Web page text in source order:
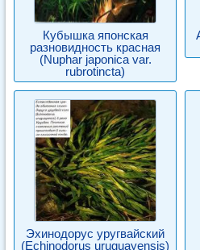
Кубышка японская
разновидность красная
(Nuphar japonica var.
rubrotincta)
Эхинодорус уругвайский
(Echinodorus uruguayensis)